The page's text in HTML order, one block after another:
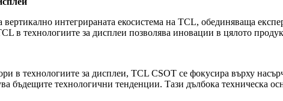
интегрираната екосистема на TCL, обединяваща
в технологиите за дисплеи позволява иновации в цялото
в технологиите за дисплеи, TCL CSOT се фокусира върху
бъдещите технологични тенденции. Тази дълбока техническа